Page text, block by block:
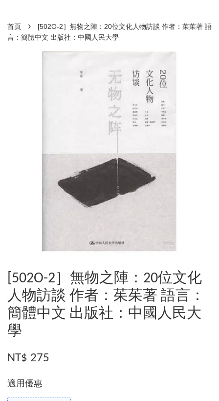
首頁 ›
[502O-2］無物之陣：20位文化人物訪談 作者：茱茱著 語
言：簡體中文 出版社：中國人民大學
[502O-2］無物之陣：20位文化
人物訪談 作者：茱茱著 語言：
簡體中文 出版社：中國人民大
學
NT$ 275
適用優惠